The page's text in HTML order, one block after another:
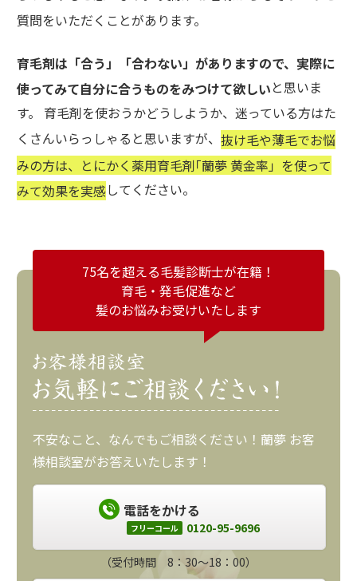
質問をいただくことがあります。
育毛剤は「合う」「合わない」がありますので、実際に
使ってみて自分に合うものをみつけて欲しいと思いま
す。 育毛剤を使おうかどうしようか、迷っている方はた
くさんいらっしゃると思いますが、 抜け毛や薄毛でお悩
みの方は、とにかく薬用育毛剤｢蘭夢 黄金率」を使って
みて効果を実感してください。
75名を超える毛髪診断士が在籍！
育毛・発毛促進など
髪のお悩みお受けいたします
不安なこと、なんでもご相談ください！蘭夢 お客
様相談室がお答えいたします！
電話をかける
フリーコール 0120-95-9696
（受付時間 8：30～18：00）